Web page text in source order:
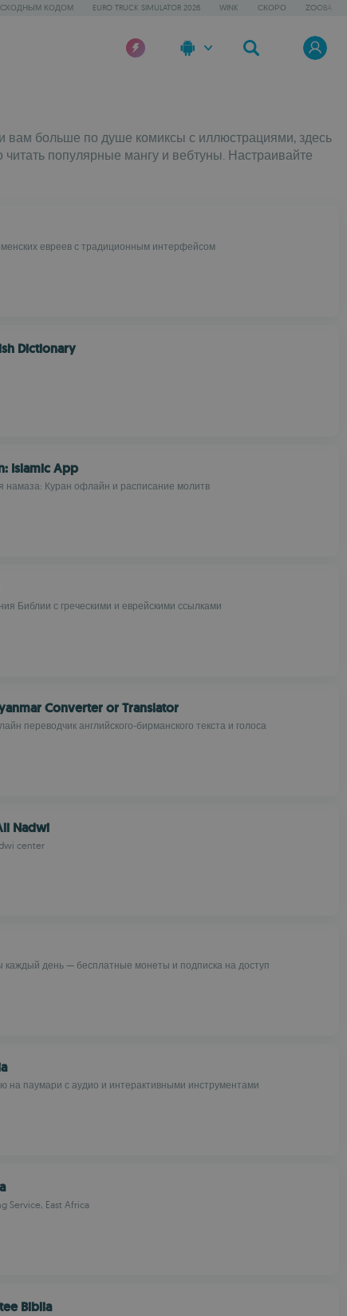
КОДОМ EURO TRUCK SIMULATOR 2026 WINK СКОРО ZOOBA
вам больше по душе комиксы с иллюстрациями, здесь
популярные мангу и вебтуны. Настраивайте
евреев с традиционным интерфейсом
Dictionary
Islamic App
намаза: Куран офлайн и расписание молитв
Библии с греческими и еврейскими ссылками
Converter or Translator
переводчик английского-бирманского текста и голоса
Nadwi
center
каждый день — бесплатные монеты и подписка на доступ
на паумари с аудио и интерактивными инструментами
Service, East Africa
Biblia